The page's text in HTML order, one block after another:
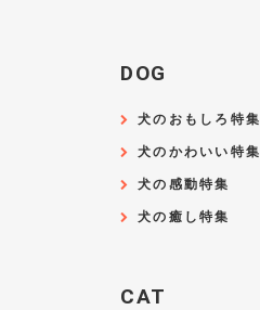
DOG
犬のおもしろ特集
犬のかわいい特集
犬の感動特集
犬の癒し特集
CAT